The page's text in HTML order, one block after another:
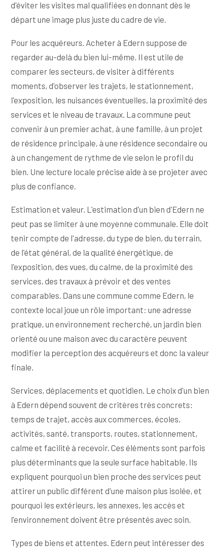
d'éviter les visites mal qualifiées en donnant dès le
départ une image plus juste du cadre de vie.
Pour les acquéreurs. Acheter à Edern suppose de
regarder au-delà du bien lui-même. Il est utile de
comparer les secteurs, de visiter à différents
moments, d'observer les trajets, le stationnement,
l'exposition, les nuisances éventuelles, la proximité des
services et le niveau de travaux. La commune peut
convenir à un premier achat, à une famille, à un projet
de résidence principale, à une résidence secondaire ou
à un changement de rythme de vie selon le profil du
bien. Une lecture locale précise aide à se projeter avec
plus de confiance.
Estimation et valeur. L'estimation d'un bien d'Edern ne
peut pas se limiter à une moyenne communale. Elle doit
tenir compte de l'adresse, du type de bien, du terrain,
de l'état général, de la qualité énergétique, de
l'exposition, des vues, du calme, de la proximité des
services, des travaux à prévoir et des ventes
comparables. Dans une commune comme Edern, le
contexte local joue un rôle important: une adresse
pratique, un environnement recherché, un jardin bien
orienté ou une maison avec du caractère peuvent
modifier la perception des acquéreurs et donc la valeur
finale.
Services, déplacements et quotidien. Le choix d'un bien
à Edern dépend souvent de critères très concrets:
temps de trajet, accès aux commerces, écoles,
activités, santé, transports, routes, stationnement,
calme et facilité à recevoir. Ces éléments sont parfois
plus déterminants que la seule surface habitable. Ils
expliquent pourquoi un bien proche des services peut
attirer un public différent d'une maison plus isolée, et
pourquoi les extérieurs, les annexes, les accès et
l'environnement doivent être présentés avec soin.
Types de biens et attentes. Edern peut intéresser des